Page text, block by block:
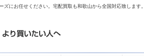
にお任せください。宅配買取も和歌山から全国対応致します。